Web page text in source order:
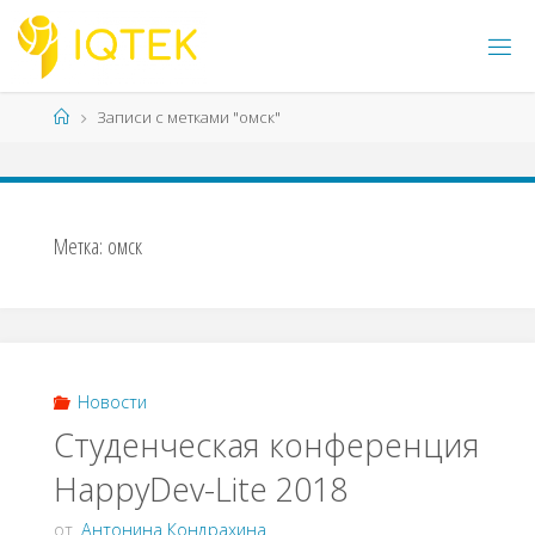
Перейти
содержимому
ГлавнаяЗаписи с метками "омск"
Метка: омск
Новости
Студенческая конференция
HappyDev-Lite 2018
от Антонина Кондрахина